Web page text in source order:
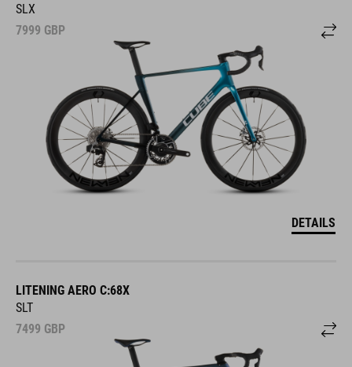
SLX
7999 GBP
DETAILS
LITENING AERO C:68X
SLT
7499 GBP